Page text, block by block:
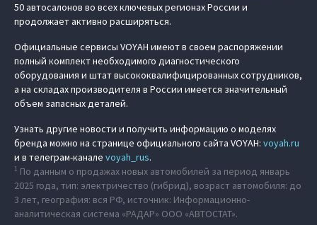
50 автосалонов во всех ключевых регионах России и
продолжает активно расширяться.
Официальные сервисы VOYAH имеют в своем распоряжении
полный комплект необходимого диагностического
оборудования и штат высококвалифицированных сотрудников,
а на складах производителя в России имеется значительный
объем запасных деталей.
Узнать другие новости и получить информацию о моделях
бренда можно на странице официального сайта VOYAH: voyah.ru
и в телеграм-канале voyah_rus.
1 По данным о продажах новых автомобилей за период январь
2025 года, тип: электричество (гибрид), возраст автомобиля: до
3 лет, география: вся РФ, источник: Информационно-
аналитическая система «РАДАР» ООО «АВТОСТАТ».